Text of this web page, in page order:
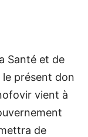
Santé et de
le présent don
vient à
de